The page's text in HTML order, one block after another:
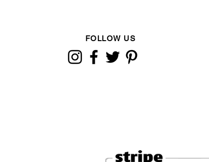
FOLLOW US